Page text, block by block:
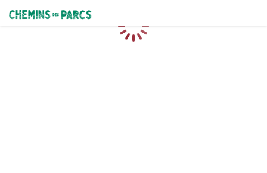
Chemins des Parcs
Loading